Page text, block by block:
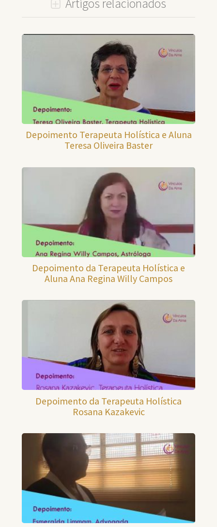
Artigos relacionados
Depoimento Terapeuta Holística e Aluna
Teresa Oliveira Baster
Depoimento da Terapeuta Holística e
Aluna Ana Regina Willy Campos
Depoimento da Terapeuta Holística
Rosana Kazakevic